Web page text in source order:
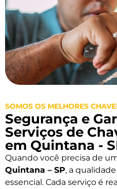
SOMOS OS MELHORES
Segurança e
Serviços de
em Quintana -
Quando você precisa de
Quintana – SP, a
essencial. Cada serviço é